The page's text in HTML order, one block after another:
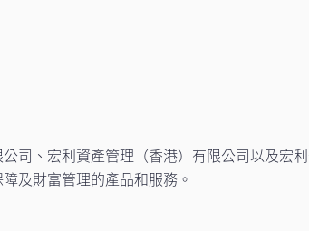
司、宏利資產管理（香港）有限公司以及宏
及財富管理的產品和服務。